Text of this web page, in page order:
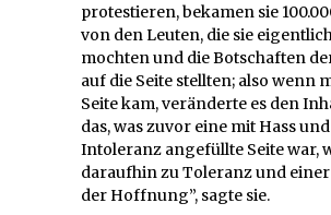
protestieren, bekamen sie
von den Leuten, die sie
mochten und die Botschaften
auf die Seite stellten; also wenn
Seite kam, veränderte es den
das, was zuvor eine mit Hass und
Intoleranz angefüllte Seite war,
daraufhin zu Toleranz und
der Hoffnung”, sagte sie.